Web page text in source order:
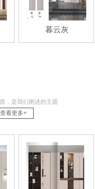
暮云灰
，是我们阐述的主题
查看更多+